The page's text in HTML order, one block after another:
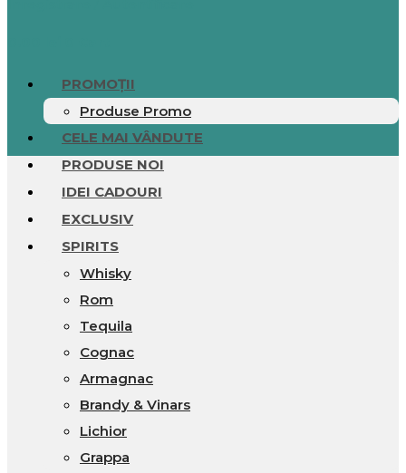
PROMOȚII
Produse Promo
CELE MAI VÂNDUTE
PRODUSE NOI
IDEI CADOURI
EXCLUSIV
SPIRITS
Whisky
Rom
Tequila
Cognac
Armagnac
Brandy & Vinars
Lichior
Grappa